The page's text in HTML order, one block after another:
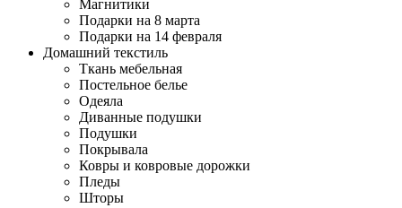
Магнитики
Подарки на 8 марта
Подарки на 14 февраля
Домашний текстиль
Ткань мебельная
Постельное белье
Одеяла
Диванные подушки
Подушки
Покрывала
Ковры и ковровые дорожки
Пледы
Шторы